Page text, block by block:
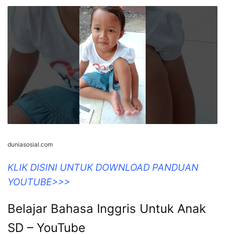
duniasosial.com
KLIK DISINI UNTUK DOWNLOAD PANDUAN
YOUTUBE>>>
Belajar Bahasa Inggris Untuk Anak
SD – YouTube